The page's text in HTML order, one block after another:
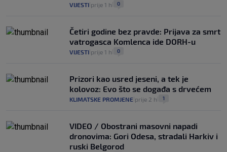
VIJESTI prije 1 h 0
Četiri godine bez pravde: Prijava za smrt
vatrogasca Komlenca ide DORH-u
VIJESTI prije 1 h 0
Prizori kao usred jeseni, a tek je
kolovoz: Evo što se događa s drvećem
KLIMATSKE PROMJENE prije 2 h 1
VIDEO / Obostrani masovni napadi
dronovima: Gori Odesa, stradali Harkiv i
ruski Belgorod